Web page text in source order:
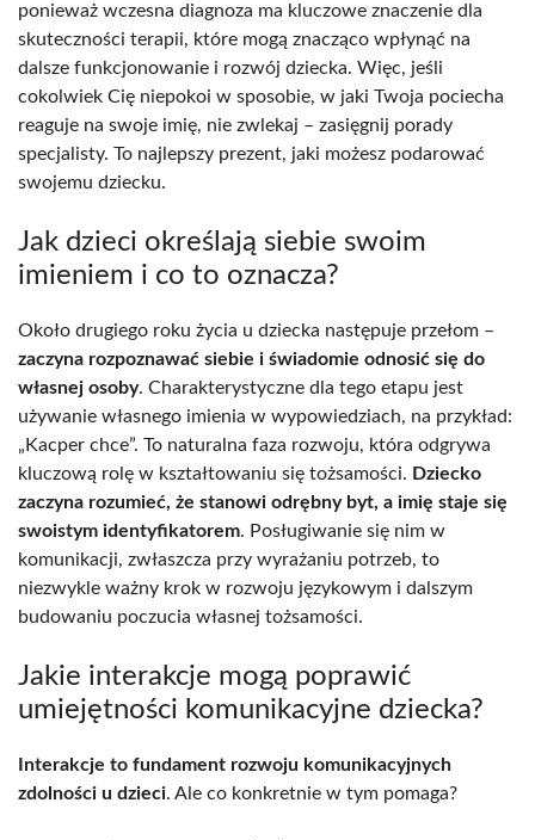
ponieważ wczesna diagnoza ma kluczowe znaczenie dla
skuteczności terapii, które mogą znacząco wpłynąć na
dalsze funkcjonowanie i rozwój dziecka. Więc, jeśli
cokolwiek Cię niepokoi w sposobie, w jaki Twoja pociecha
reaguje na swoje imię, nie zwlekaj – zasięgnij porady
specjalisty. To najlepszy prezent, jaki możesz podarować
swojemu dziecku.
Jak dzieci określają siebie swoim
imieniem i co to oznacza?
Około drugiego roku życia u dziecka następuje przełom –
zaczyna rozpoznawać siebie i świadomie odnosić się do
własnej osoby. Charakterystyczne dla tego etapu jest
używanie własnego imienia w wypowiedziach, na przykład:
„Kacper chce”. To naturalna faza rozwoju, która odgrywa
kluczową rolę w kształtowaniu się tożsamości. Dziecko
zaczyna rozumieć, że stanowi odrębny byt, a imię staje się
swoistym identyfikatorem. Posługiwanie się nim w
komunikacji, zwłaszcza przy wyrażaniu potrzeb, to
niezwykle ważny krok w rozwoju językowym i dalszym
budowaniu poczucia własnej tożsamości.
Jakie interakcje mogą poprawić
umiejętności komunikacyjne dziecka?
Interakcje to fundament rozwoju komunikacyjnych
zdolności u dzieci. Ale co konkretnie w tym pomaga?